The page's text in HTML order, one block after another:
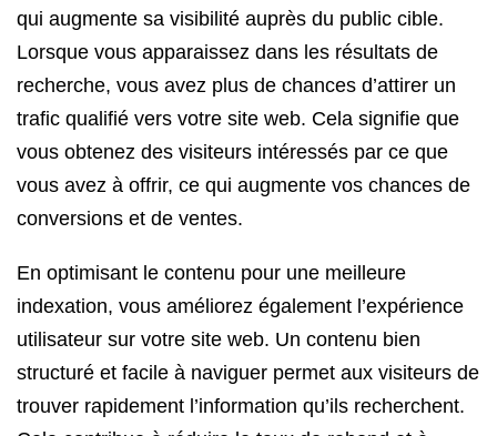
qui augmente sa visibilité auprès du public cible.
Lorsque vous apparaissez dans les résultats de
recherche, vous avez plus de chances d’attirer un
trafic qualifié vers votre site web. Cela signifie que
vous obtenez des visiteurs intéressés par ce que
vous avez à offrir, ce qui augmente vos chances de
conversions et de ventes.
En optimisant le contenu pour une meilleure
indexation, vous améliorez également l’expérience
utilisateur sur votre site web. Un contenu bien
structuré et facile à naviguer permet aux visiteurs de
trouver rapidement l’information qu’ils recherchent.